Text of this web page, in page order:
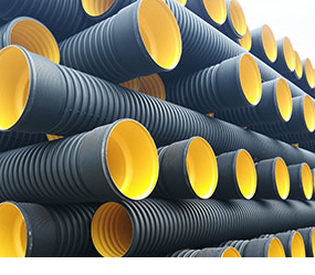
联系我们 pe管系列
HDPE钢带增强聚乙
MPP电力管
HDPE缠绕结构壁B型
FRPP/HDPE双